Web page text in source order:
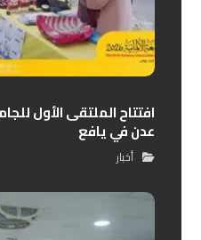
افتتاح الملتقى الأول
عدن في يافع
أخبار